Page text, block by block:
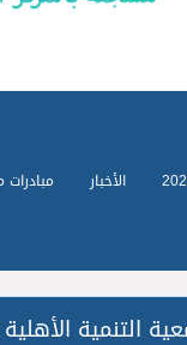
الأخبار
التنمية